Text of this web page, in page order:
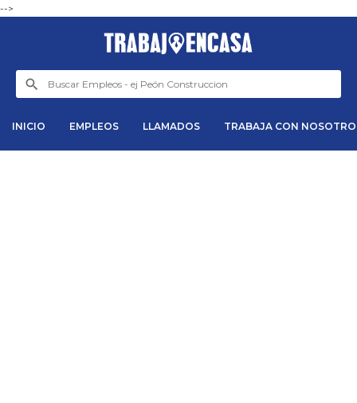
-->
INICIO EMPLEOS LLAMADOS TRABAJA CON